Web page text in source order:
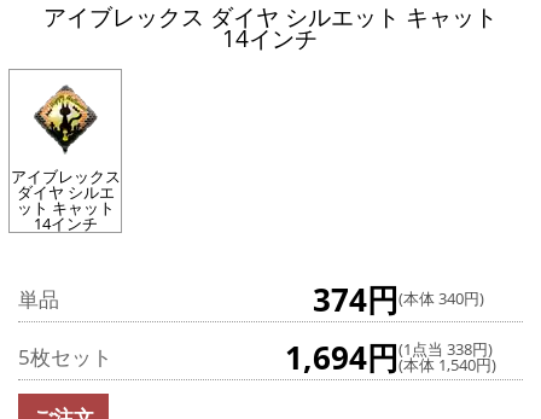
アイブレックス ダイヤ シルエット キャット
14インチ
アイブレックス
ダイヤ シルエ
ット キャット
14インチ
単品 374円(本体 340円)
5枚セット 1,694円(1点当 338円)
(本体 1,540円)